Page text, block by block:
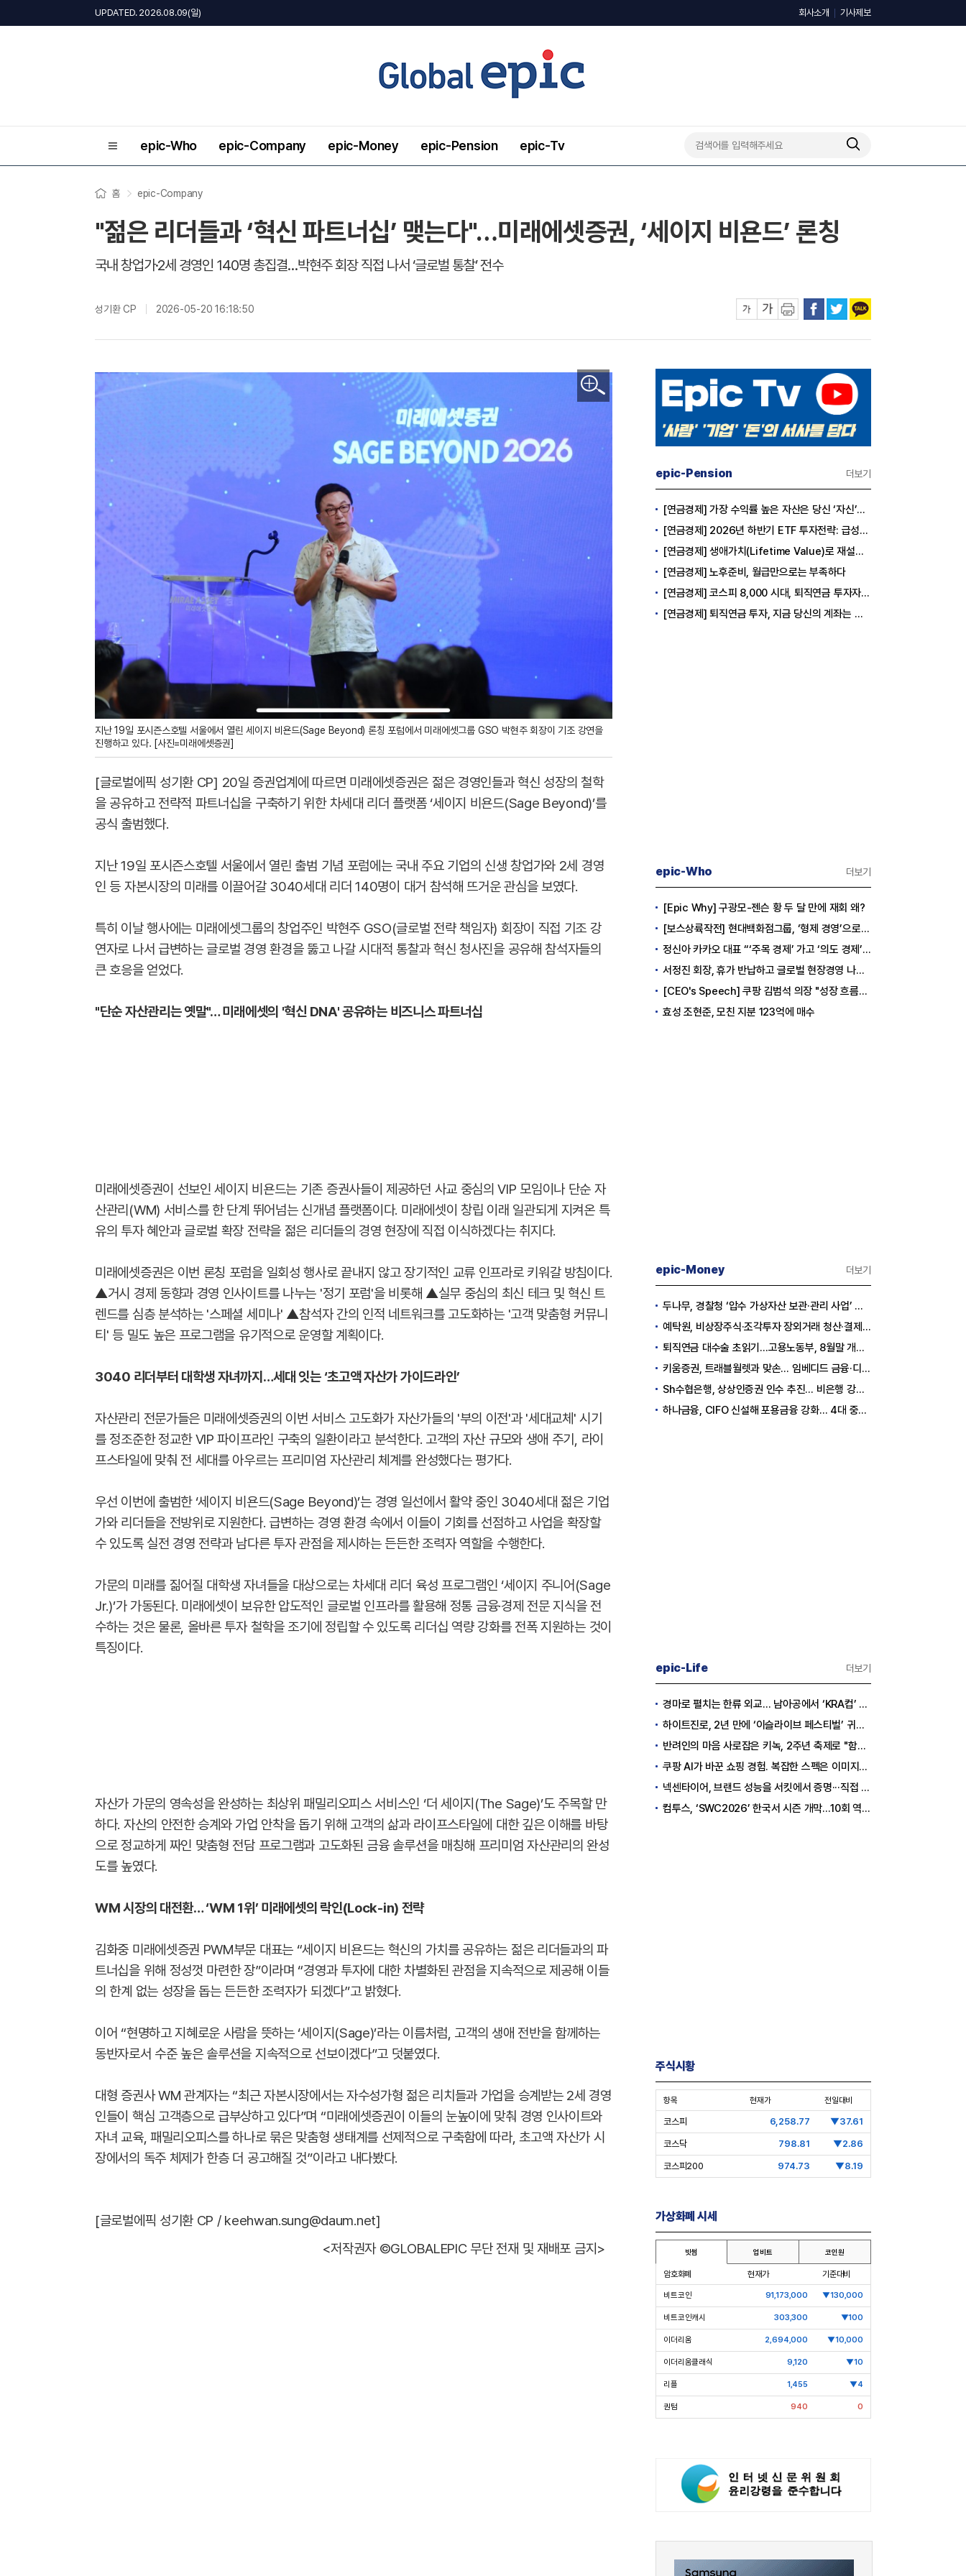
UPDATED. 2026.08.09(일) 회사소개 기사제보
epic-Who epic-Company epic-Money epic-Pension epic-Tv
홈 epic-Company
"젊은 리더들과 ‘혁신 파트너십’ 맺는다"…미래에셋증권, ‘세이지 비욘드’ 론칭
국내 창업가·2세 경영인 140명 총집결…박현주 회장 직접 나서 ‘글로벌 통찰’ 전수
성기환 CP 2026-05-20 16:18:50
지난 19일 포시즌스호텔 서울에서 열린 세이지 비욘드(Sage Beyond) 론칭 포럼에서 미래에셋그룹 GSO 박현주 회장이 기조 강연을
진행하고 있다. [사진=미래에셋증권]
이미지 확대보기
[글로벌에픽 성기환 CP] 20일 증권업계에 따르면 미래에셋증권은 젊은 경영인들과 혁신 성장의 철학
을 공유하고 전략적 파트너십을 구축하기 위한 차세대 리더 플랫폼 ‘세이지 비욘드(Sage Beyond)’를
공식 출범했다.
지난 19일 포시즌스호텔 서울에서 열린 출범 기념 포럼에는 국내 주요 기업의 신생 창업가와 2세 경영
인 등 자본시장의 미래를 이끌어갈 3040세대 리더 140명이 대거 참석해 뜨거운 관심을 보였다.
특히 이날 행사에는 미래에셋그룹의 창업주인 박현주 GSO(글로벌 전략 책임자) 회장이 직접 기조 강
연자로 나서 급변하는 글로벌 경영 환경을 뚫고 나갈 시대적 통찰과 혁신 청사진을 공유해 참석자들의
큰 호응을 얻었다.
"단순 자산관리는 옛말"… 미래에셋의 '혁신 DNA' 공유하는 비즈니스 파트너십
미래에셋증권이 선보인 세이지 비욘드는 기존 증권사들이 제공하던 사교 중심의 VIP 모임이나 단순 자
산관리(WM) 서비스를 한 단계 뛰어넘는 신개념 플랫폼이다. 미래에셋이 창립 이래 일관되게 지켜온 특
유의 투자 혜안과 글로벌 확장 전략을 젊은 리더들의 경영 현장에 직접 이식하겠다는 취지다.
미래에셋증권은 이번 론칭 포럼을 일회성 행사로 끝내지 않고 장기적인 교류 인프라로 키워갈 방침이다.
▲거시 경제 동향과 경영 인사이트를 나누는 '정기 포럼'을 비롯해 ▲실무 중심의 최신 테크 및 혁신 트
렌드를 심층 분석하는 '스페셜 세미나' ▲참석자 간의 인적 네트워크를 고도화하는 '고객 맞춤형 커뮤니
티' 등 밀도 높은 프로그램을 유기적으로 운영할 계획이다.
3040 리더부터 대학생 자녀까지…세대 잇는 ‘초고액 자산가 가이드라인’
자산관리 전문가들은 미래에셋증권의 이번 서비스 고도화가 자산가들의 '부의 이전'과 '세대교체' 시기
를 정조준한 정교한 VIP 파이프라인 구축의 일환이라고 분석한다. 고객의 자산 규모와 생애 주기, 라이
프스타일에 맞춰 전 세대를 아우르는 프리미엄 자산관리 체계를 완성했다는 평가다.
우선 이번에 출범한 ‘세이지 비욘드(Sage Beyond)’는 경영 일선에서 활약 중인 3040세대 젊은 기업
가와 리더들을 전방위로 지원한다. 급변하는 경영 환경 속에서 이들이 기회를 선점하고 사업을 확장할
수 있도록 실전 경영 전략과 남다른 투자 관점을 제시하는 든든한 조력자 역할을 수행한다.
가문의 미래를 짊어질 대학생 자녀들을 대상으로는 차세대 리더 육성 프로그램인 ‘세이지 주니어(Sage
Jr.)’가 가동된다. 미래에셋이 보유한 압도적인 글로벌 인프라를 활용해 정통 금융·경제 전문 지식을 전
수하는 것은 물론, 올바른 투자 철학을 조기에 정립할 수 있도록 리더십 역량 강화를 전폭 지원하는 것이
특징이다.
자산가 가문의 영속성을 완성하는 최상위 패밀리오피스 서비스인 ‘더 세이지(The Sage)’도 주목할 만
하다. 자산의 안전한 승계와 가업 안착을 돕기 위해 고객의 삶과 라이프스타일에 대한 깊은 이해를 바탕
으로 정교하게 짜인 맞춤형 전담 프로그램과 고도화된 금융 솔루션을 매칭해 프리미엄 자산관리의 완성
도를 높였다.
WM 시장의 대전환… ‘WM 1위’ 미래에셋의 락인(Lock-in) 전략
김화중 미래에셋증권 PWM부문 대표는 “세이지 비욘드는 혁신의 가치를 공유하는 젊은 리더들과의 파
트너십을 위해 정성껏 마련한 장”이라며 “경영과 투자에 대한 차별화된 관점을 지속적으로 제공해 이들
의 한계 없는 성장을 돕는 든든한 조력자가 되겠다”고 밝혔다.
이어 “현명하고 지혜로운 사람을 뜻하는 ‘세이지(Sage)’라는 이름처럼, 고객의 생애 전반을 함께하는
동반자로서 수준 높은 솔루션을 지속적으로 선보이겠다”고 덧붙였다.
대형 증권사 WM 관계자는 “최근 자본시장에서는 자수성가형 젊은 리치들과 가업을 승계받는 2세 경영
인들이 핵심 고객층으로 급부상하고 있다”며 “미래에셋증권이 이들의 눈높이에 맞춰 경영 인사이트와
자녀 교육, 패밀리오피스를 하나로 묶은 맞춤형 생태계를 선제적으로 구축함에 따라, 초고액 자산가 시
장에서의 독주 체제가 한층 더 공고해질 것”이라고 내다봤다.
[글로벌에픽 성기환 CP / keehwan.sung@daum.net]
<저작권자 ©GLOBALEPIC 무단 전재 및 재배포 금지>
epic-Pension 더보기
[연금경제] 가장 수익률 높은 자산은 당신 ‘자신’이다
[연금경제] 2026년 하반기 ETF 투자전략: 급성장의 상반기를 접고, 이제 '실적'이 가르는 하반기를 맞다
[연금경제] 생애가치(Lifetime Value)로 재설계하는 은퇴 후 안정적 생활보장과 평생소득 전략
[연금경제] 노후준비, 월급만으로는 부족하다
[연금경제] 코스피 8,000 시대, 퇴직연금 투자자는 왜 지금 FOMO를 경계해야 하는가
[연금경제] 퇴직연금 투자, 지금 당신의 계좌는 어느 편인가?
epic-Who 더보기
[Epic Why] 구광모-젠슨 황 두 달 만에 재회 왜?
[보스상륙작전] 현대백화점그룹, ‘형제 경영’으로 방향 틀었다
정신아 카카오 대표 “‘주목 경제’ 가고 ‘의도 경제’ 왔다”
서정진 회장, 휴가 반납하고 글로벌 현장경영 나선다
[CEO's Speech] 쿠팡 김범석 의장 "성장 흐름은 변하지 않았다"
효성 조현준, 모친 지분 123억에 매수
epic-Money 더보기
두나무, 경찰청 ‘압수 가상자산 보관·관리 사업’ 최종 낙찰
예탁원, 비상장주식·조각투자 장외거래 청산·결제 인프라 구축 착수
퇴직연금 대수술 초읽기…고용노동부, 8월말 개정안 발표
키움증권, 트래블월렛과 맞손… 임베디드 금융·디지털 자산 신사업 추진
Sh수협은행, 상상인증권 인수 추진… 비은행 강화 ‘금융그룹’ 도약 발판
하나금융, CIFO 신설해 포용금융 강화… 4대 중심축 중심 상반기 목표 60% 달성
epic-Life 더보기
경마로 펼치는 한류 외교… 남아공에서 ‘KRA컵’ 개최하는 한국마사회
하이트진로, 2년 만에 ‘이슬라이브 페스티벌’ 귀환…25,000명 규모 대확장
반려인의 마음 사로잡은 키녹, 2주년 축제로 "함께하는 즐거움"을 선물하다
쿠팡 AI가 바꾼 쇼핑 경험. 복잡한 스펙은 이미지로, 수백 개 리뷰는 한눈에…
넥센타이어, 브랜드 성능을 서킷에서 증명···직접 체험하는 고객 참여형 마케팅 확대
컴투스, ‘SWC2026’ 한국서 시즌 개막…10회 역사를 이어갈 챔피언은 누가 될까
주식시황
항목 현재가 전일대비
코스피 6,258.77 ▼37.61
코스닥 798.81 ▼2.86
코스피200 974.73 ▼8.19
가상화폐 시세
빗썸 업비트 코인원
암호화폐 현재가 기준대비
비트코인 91,173,000 ▼130,000
비트코인캐시 303,300 ▼100
이더리움 2,694,000 ▼10,000
이더리움클래식 9,120 ▼10
리플 1,455 ▼4
퀀텀 940 0